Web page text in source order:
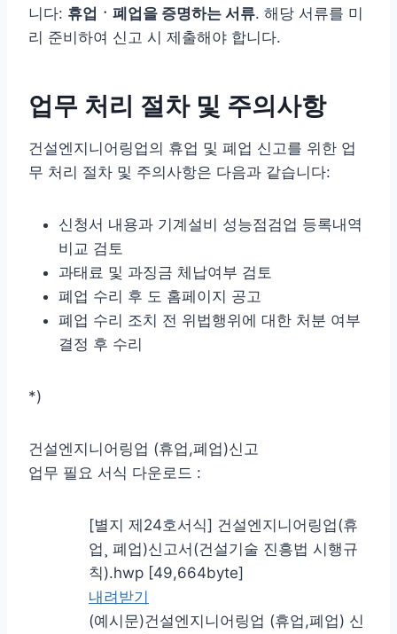
니다: 휴업ㆍ폐업을 증명하는 서류. 해당 서류를 미
리 준비하여 신고 시 제출해야 합니다.
업무 처리 절차 및 주의사항
건설엔지니어링업의 휴업 및 폐업 신고를 위한 업
무 처리 절차 및 주의사항은 다음과 같습니다:
신청서 내용과 기계설비 성능점검업 등록내역
비교 검토
과태료 및 과징금 체납여부 검토
폐업 수리 후 도 홈페이지 공고
폐업 수리 조치 전 위법행위에 대한 처분 여부
결정 후 수리
*)
건설엔지니어링업 (휴업,폐업)신고
업무 필요 서식 다운로드 :
[별지 제24호서식] 건설엔지니어링업(휴
업¸ 폐업)신고서(건설기술 진흥법 시행규
칙).hwp [49,664byte]
내려받기
(예시문)건설엔지니어링업 (휴업,폐업) 신